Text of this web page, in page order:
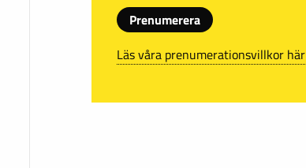
Prenumerera
Läs våra prenumerationsvillkor här